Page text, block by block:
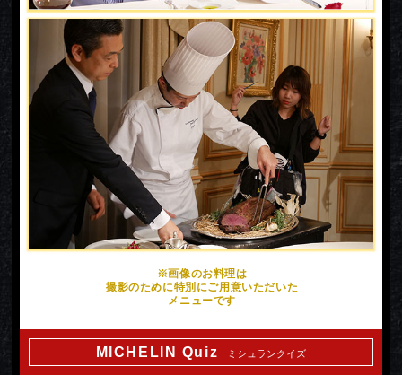
※画像のお料理は
撮影のために特別にご用意いただいた
メニューです
MICHELIN Quiz ミシュランクイズ